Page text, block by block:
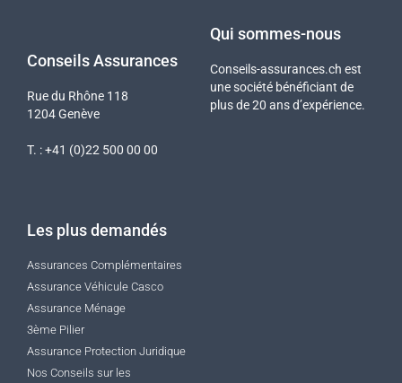
Conseils Assurances
Rue du Rhône 118
1204 Genève
T. : +41 (0)22 500 00 00
Qui sommes-nous
Conseils-assurances.ch est
une société bénéficiant de
plus de 20 ans d’expérience.
Les plus demandés
Assurances Complémentaires
Assurance Véhicule Casco
Assurance Ménage
3ème Pilier
Assurance Protection Juridique
Nos Conseils sur les